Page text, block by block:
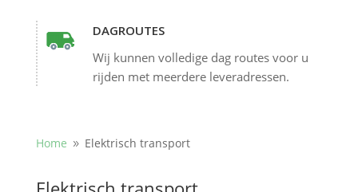
DAGROUTES
Wij kunnen volledige dag routes voor u
rijden met meerdere leveradressen.
Home 9 Elektrisch transport